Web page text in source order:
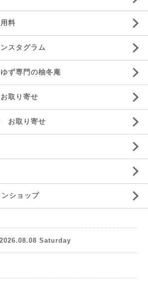
料
スタグラム
ず専門の柚冬庵
取り寄せ
お取り寄せ
ショップ
2026.08.08 Saturday